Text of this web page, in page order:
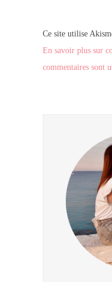
Ce site utilise
En savoir plus sur
commentaires sont